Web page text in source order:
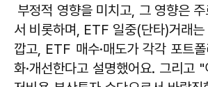
부정적 영향을 미치고, 그 영향은
서 비롯하며, ETF 일중(단타)거래
깝고, ETF 매수·매도가 각각 포트
화·개선한다고 설명했어요. 그리고